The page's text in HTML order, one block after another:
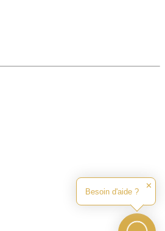
Besoin d'aide ?
✕